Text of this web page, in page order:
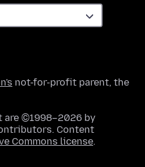
not-for-profit parent, the
©1998–2026 by
Content
Commons license.